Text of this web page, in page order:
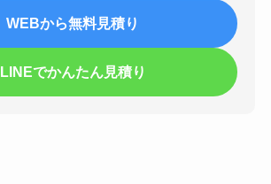
WEBから無料見積り
LINEでかんたん見積り